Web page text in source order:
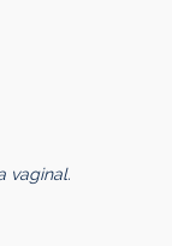
vaginal.